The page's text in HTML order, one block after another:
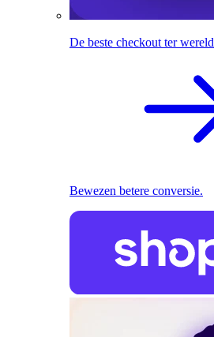
De beste checkout ter wereld
Bewezen betere conversie.